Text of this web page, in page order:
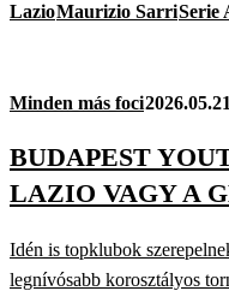
LazioMaurizio SarriSerie
Minden más foci
BUDAPEST
LAZIO VAGY A
Idén is topklubok
legnívósabb korosztályos